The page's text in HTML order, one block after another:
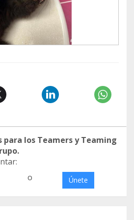
para los Teamers y Teaming
o Únete